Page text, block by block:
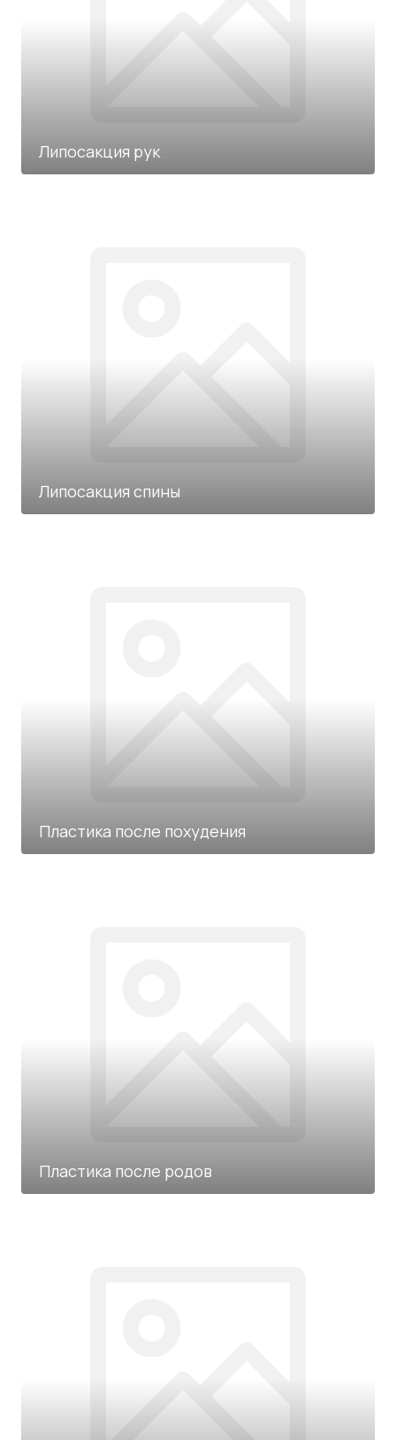
Липосакция рук
Липосакция спины
Пластика после похудения
Пластика после родов